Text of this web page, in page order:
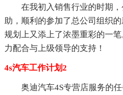
在我初入销售行业的时期
助，顺利的参加了总公司组织
规划上又添上了浓墨重彩的一
力配合与上级领导的支持！
4s汽车工作计划2
奥迪汽车4S专营店服务的